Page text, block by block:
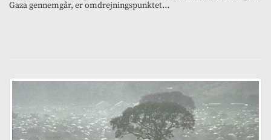
Gaza gennemgår, er omdrejningspunktet…